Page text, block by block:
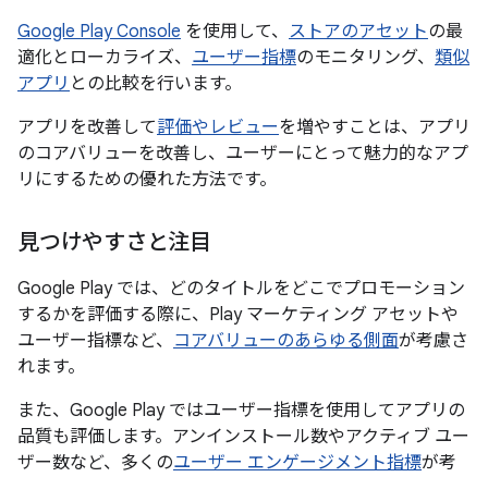
Google Play Console を使用して、 ストアのアセットの最
適化とローカライズ、 ユーザー指標のモニタリング、 類似
アプリ との比較を行います。
アプリを改善して評価やレビューを増やすことは、アプリ
のコアバリューを改善し、ユーザーにとって魅力的なアプ
リにするための優れた方法です。
見つけやすさと注目
Google Play では、どのタイトルをどこでプロモーション
するかを評価する際に、Play マーケティング アセットや
ユーザー指標など、 コアバリューのあらゆる側面が考慮さ
れます。
また、Google Play ではユーザー指標を使用してアプリの
品質も評価します。アンインストール数やアクティブ ユー
ザー数など、多くのユーザー エンゲージメント指標が考